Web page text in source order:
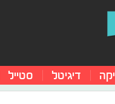
דיגיטל סטייל